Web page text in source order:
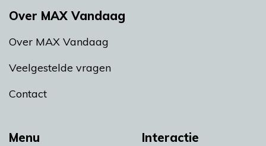
Menu Interactie
Over MAX Vandaag
Over MAX Vandaag
Veelgestelde vragen
Contact